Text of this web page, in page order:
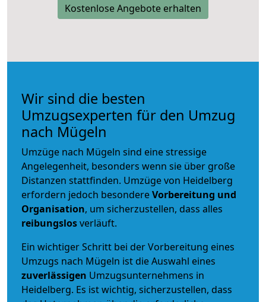
Kostenlose Angebote erhalten
Wir sind die besten
Umzugsexperten für den Umzug
nach Mügeln
Umzüge nach Mügeln sind eine stressige
Angelegenheit, besonders wenn sie über große
Distanzen stattfinden. Umzüge von Heidelberg
erfordern jedoch besondereVorbereitung und
Organisation, um sicherzustellen, dass alles
reibungslosverläuft.
Ein wichtiger Schritt bei der Vorbereitung eines
Umzugs nach Mügeln ist die Auswahl eines
zuverlässigen Umzugsunternehmens in
Heidelberg. Es ist wichtig, sicherzustellen, dass